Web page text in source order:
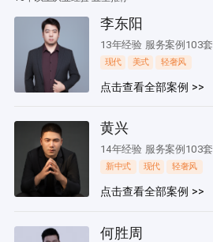
李东阳
13年经验 服务案例103套
现代 美式 轻奢风
点击查看全部案例 >>
黄兴
14年经验 服务案例103套
新中式 现代 轻奢风
点击查看全部案例 >>
何胜周